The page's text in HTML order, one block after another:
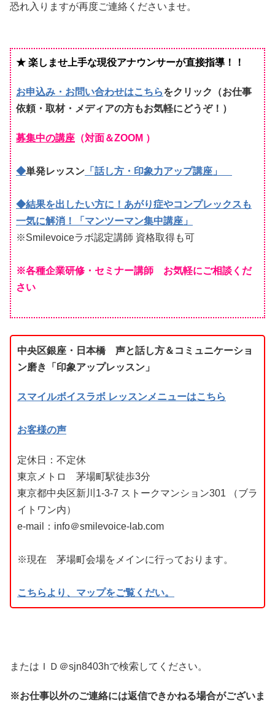
恐れ入りますが再度ご連絡くださいませ。
★ 楽しませ上手な現役アナウンサーが直接指導！！
お申込み・お問い合わせはこちらをクリック
（お仕事
依頼・取材・メディアの方もお気軽にどうぞ！）
募集中の講座 （対面＆ZOOM ）
◆単発レッスン 「話し方・印象力アップ講座 」
◆結果を出したい方に！あがり症やコンプレックスも
一気に解消！「マンツーマン集中講座」
※Smilevoiceラボ認定講師 資格取得も可
※各種企業研修・セミナー講師 お気軽にご相談くだ
さい
中央区銀座・日本橋 声と話し方＆コミュニケーショ
ン磨き「印象アップレッスン」
スマイルボイスラボ レッスンメニューはこちら
お客様の声
定休日：不定休
東京メトロ 茅場町駅徒歩3分
東京都中央区新川1-3-7 ストークマンション301 （ブラ
イトワン内）
e-mail：info＠smilevoice-lab.com
※現在 茅場町会場をメインに行っております。
こちらより、マップをご覧くだい。
またはＩＤ＠sjn8403hで検索してください。
※お仕事以外のご連絡には返信できかねる場合がございま